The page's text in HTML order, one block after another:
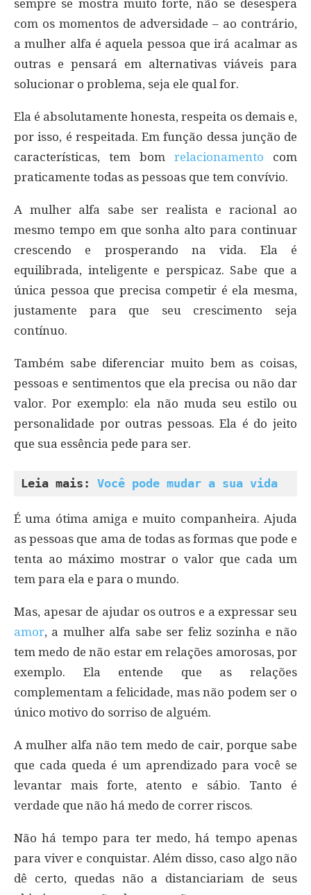
sempre se mostra muito forte, não se desespera
com os momentos de adversidade – ao contrário,
a mulher alfa é aquela pessoa que irá acalmar as
outras e pensará em alternativas viáveis para
solucionar o problema, seja ele qual for.
Ela é absolutamente honesta, respeita os demais e,
por isso, é respeitada. Em função dessa junção de
características, tem bom relacionamento com
praticamente todas as pessoas que tem convívio.
A mulher alfa sabe ser realista e racional ao
mesmo tempo em que sonha alto para continuar
crescendo e prosperando na vida. Ela é
equilibrada, inteligente e perspicaz. Sabe que a
única pessoa que precisa competir é ela mesma,
justamente para que seu crescimento seja
contínuo.
Também sabe diferenciar muito bem as coisas,
pessoas e sentimentos que ela precisa ou não dar
valor. Por exemplo: ela não muda seu estilo ou
personalidade por outras pessoas. Ela é do jeito
que sua essência pede para ser.
Leia mais: Você pode mudar a sua vida
É uma ótima amiga e muito companheira. Ajuda
as pessoas que ama de todas as formas que pode e
tenta ao máximo mostrar o valor que cada um
tem para ela e para o mundo.
Mas, apesar de ajudar os outros e a expressar seu
amor, a mulher alfa sabe ser feliz sozinha e não
tem medo de não estar em relações amorosas, por
exemplo. Ela entende que as relações
complementam a felicidade, mas não podem ser o
único motivo do sorriso de alguém.
A mulher alfa não tem medo de cair, porque sabe
que cada queda é um aprendizado para você se
levantar mais forte, atento e sábio. Tanto é
verdade que não há medo de correr riscos.
Não há tempo para ter medo, há tempo apenas
para viver e conquistar. Além disso, caso algo não
dê certo, quedas não a distanciariam de seus